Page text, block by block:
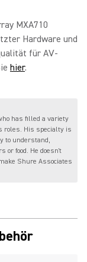
MXA710
Hardware und
für AV-
hier.
has filled a variety
roles. His specialty is
to understand,
or food. He doesn't
Shure Associates